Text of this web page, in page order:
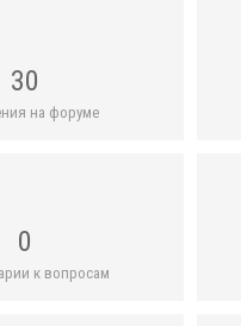
30
на форуме
0
к вопросам